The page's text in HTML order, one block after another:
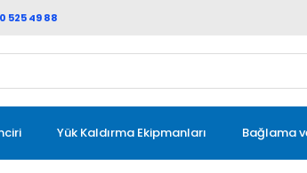
525 49 88
Yük Kaldırma Ekipmanları Bağlama